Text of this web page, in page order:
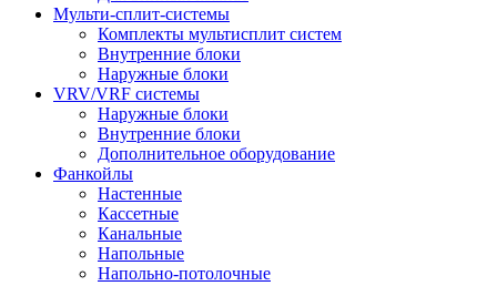
Мульти-сплит-системы
Комплекты мультисплит систем
Внутренние блоки
Наружные блоки
VRV/VRF системы
Наружные блоки
Внутренние блоки
Дополнительное оборудование
Фанкойлы
Настенные
Кассетные
Канальные
Напольные
Напольно-потолочные